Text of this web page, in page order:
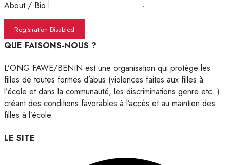
About / Bio
QUE FAISONS-NOUS ?
L’ONG FAWE/BENIN est une organisation qui protège les
filles de toutes formes d’abus (violences faites aux filles à
l’école et dans la communauté, les discriminations genre etc..)
créant des conditions favorables à l’accès et au maintien des
filles à l’école.
LE SITE